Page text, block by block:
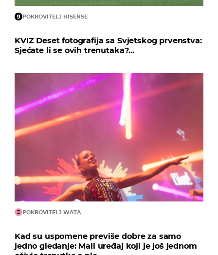
POKROVITELJ HISENSE
KVIZ Deset fotografija sa Svjetskog prvenstva:
Sjećate li se ovih trenutaka?...
POKROVITELJ WATA
Kad su uspomene previše dobre za samo
jedno gledanje: Mali uređaj koji je još jednom